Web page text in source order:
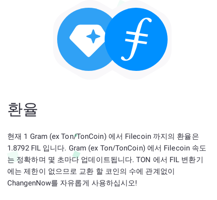
환율
현재 1 Gram (ex Ton/TonCoin) 에서 Filecoin 까지의 환율은
1.8792 FIL 입니다. Gram (ex Ton/TonCoin) 에서 Filecoin 속도
는 정확하며 몇 초마다 업데이트됩니다. TON 에서 FIL 변환기
에는 제한이 없으므로 교환 할 코인의 수에 관계없이
ChangenNow를 자유롭게 사용하십시오!